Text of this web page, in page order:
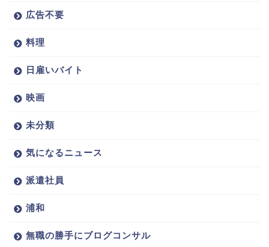
広告不要
料理
日雇いバイト
映画
未分類
気になるニュース
派遣社員
浦和
無職の勝手にブログコンサル